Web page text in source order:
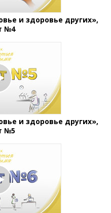
и здоровье других»,
№4
и здоровье других»,
№5